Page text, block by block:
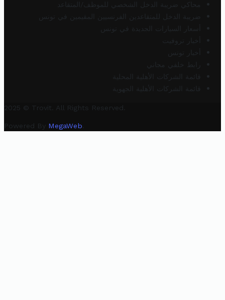
محاكي ضريبة الدخل الشخصي للموظف/المتقاعد
ضريبة الدخل للمتقاعدين الفرنسيين المقيمين في تونس
أسعار السيارات الجديدة في تونس
أخبار تروفيت
أخبار تونس
رابط خلفي مجاني
قائمة الشركات الأهلية المحلية
قائمة الشركات الأهلية الجهوية
2025 © Trovit. All Rights Reserved.
Powered By MegaWeb